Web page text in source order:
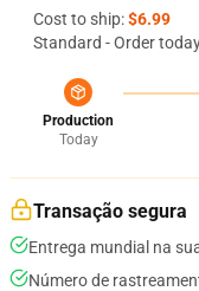
Cost to ship:$6.99
Standard - Order
Production
Today
Transação segura
Entrega mundial na
Número de